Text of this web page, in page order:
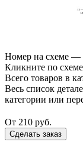
Номер на схеме —
Кликните по
Всего товаров в
Весь список
категории или
От 210 руб.
Сделать заказ